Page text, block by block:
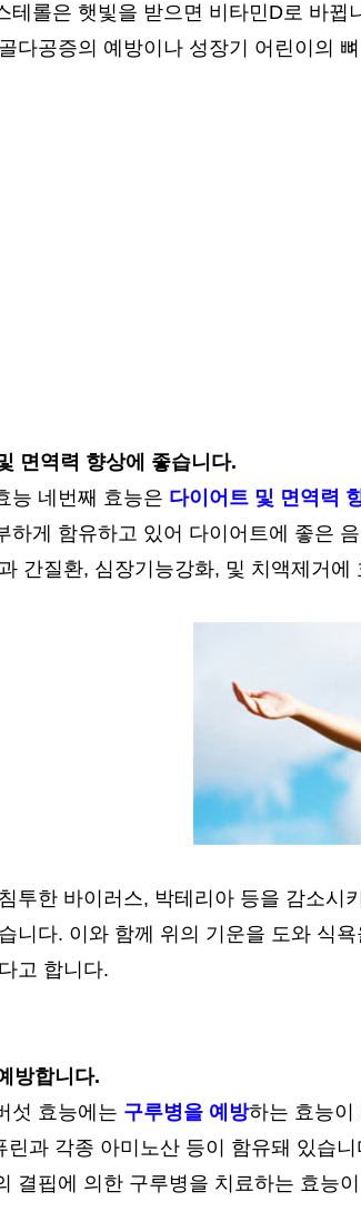
테롤은 햇빛을 받으면 비타민D로 바
다공증의 예방이나 성장기 어린이의
면역력 향상에 좋습니다.
능 네번째 효능은 다이어트 및 면역력
하게 함유하고 있어 다이어트에 좋은
간질환, 심장기능강화, 및 치액제거에
투한 바이러스, 박테리아 등을 감소시
니다. 이와 함께 위의 기운을 도와 식
고 합니다.
방합니다.
섯 효능에는 구루병을 예방하는 효능이
린과 각종 아미노산 등이 함유돼 있습
결핍에 의한 구루병을 치료하는 효능